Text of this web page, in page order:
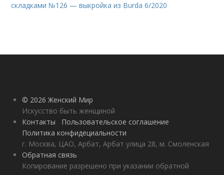
складками №126 — выкройка из Burda 6/2020
© 2026 Женский Мир
Искусство быть женщиной
Контакты
Пользовательское соглашение
Политика конфидециальности
г. Москва, ЦАО, Арбат, Арбат улица 28, м. Смоленская
Обратная связь
Копирование разрешено при указании обратной